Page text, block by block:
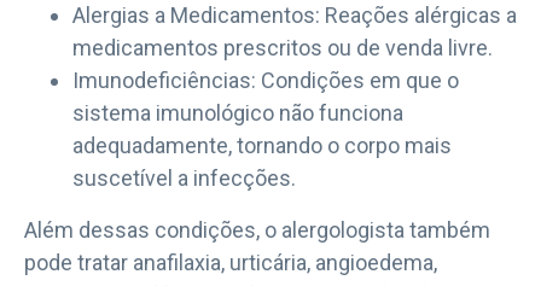
Alergias a Medicamentos: Reações alérgicas a
medicamentos prescritos ou de venda livre.
Imunodeficiências: Condições em que o
sistema imunológico não funciona
adequadamente, tornando o corpo mais
suscetível a infecções.
Além dessas condições, o alergologista também
pode tratar anafilaxia, urticária, angioedema,